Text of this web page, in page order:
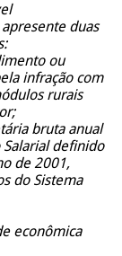
duas
ou
infração com
rurais
bruta anual
definido
de 2001,
do Sistema
econômica